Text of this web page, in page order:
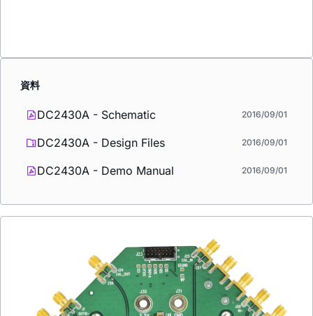
資料
DC2430A - Schematic 2016/09/01
DC2430A - Design Files 2016/09/01
DC2430A - Demo Manual 2016/09/01